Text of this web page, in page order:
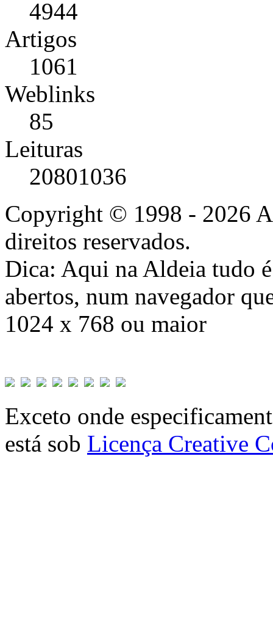
4944
Artigos
1061
Weblinks
85
Leituras
20801036
Copyright © 1998 - 2026
direitos reservados.
Dica: Aqui na Aldeia tudo
abertos, num navegador
1024 x 768 ou maior
Exceto onde
está sob Licença Creative